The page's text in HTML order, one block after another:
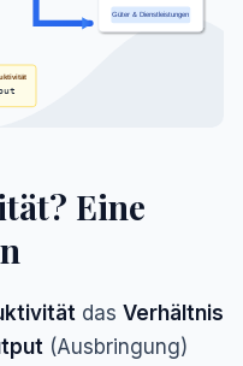
Güter & Dienstleistungen
Eine
das Verhältnis
(Ausbringung)